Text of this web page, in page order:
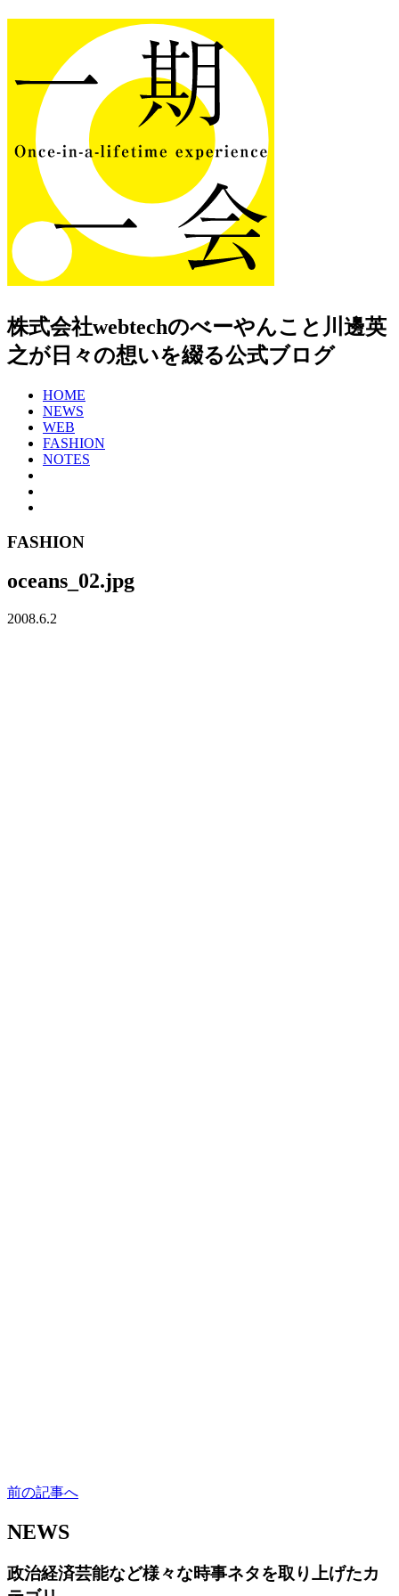
株式会社webtechのべーやんこと川邊英
之が日々の想いを綴る公式ブログ
HOME
NEWS
WEB
FASHION
NOTES
FASHION
oceans_02.jpg
2008.6.2
前の記事へ
NEWS
政治経済芸能など様々な時事ネタを取り上げたカ